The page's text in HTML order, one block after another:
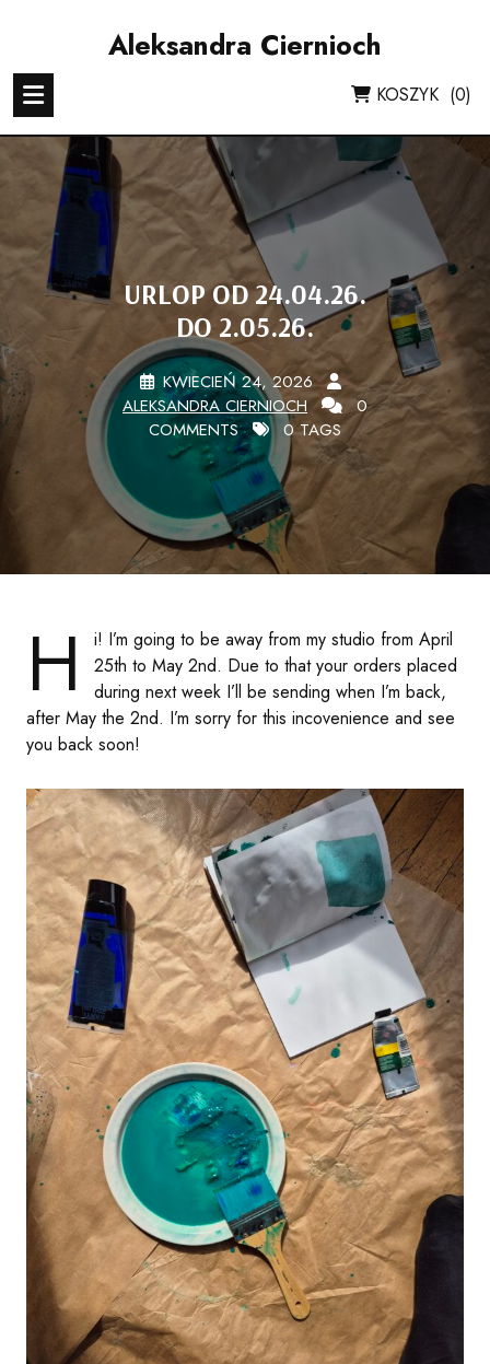
Aleksandra Ciernioch
KOSZYK (0)
URLOP OD 24.04.26.
DO 2.05.26.
KWIECIEŃ 24, 2026
ALEKSANDRA CIERNIOCH
0
COMMENTS
0 TAGS
H
i! I’m going to be away from my studio from April
25th to May 2nd. Due to that your orders placed
during next week I’ll be sending when I’m back,
after May the 2nd. I’m sorry for this incovenience and see
you back soon!